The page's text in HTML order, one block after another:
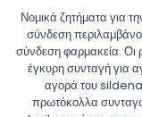
Νομικά ζητήματα για
σύνδεση
σύνδεση φαρμακεία. Οι
έγκυρη συνταγή για
αγορά του
πρωτόκολλα